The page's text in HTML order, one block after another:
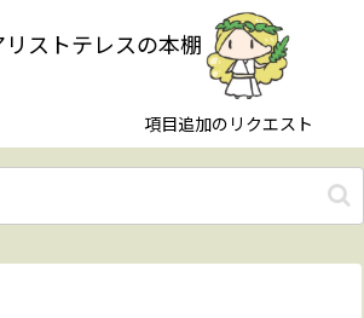
リストテレスの本棚
項目追加のリクエスト